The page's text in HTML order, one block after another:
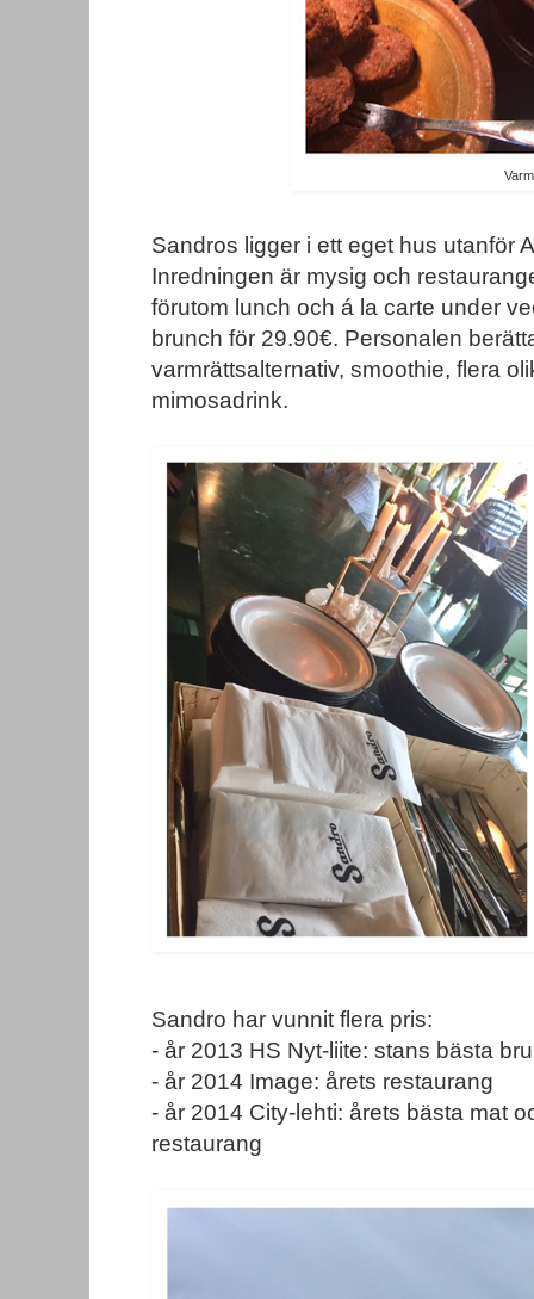
Sandros ligger i ett eget hus utanför
Inredningen är mysig och
förutom lunch och á la carte under
brunch för 29.90€. Personalen
varmrättsalternativ, smoothie, flera
mimosadrink.
Sandro har vunnit flera pris:
- år 2013 HS Nyt-liite: stans bästa
- år 2014 Image: årets restaurang
- år 2014 City-lehti: årets bästa mat
restaurang